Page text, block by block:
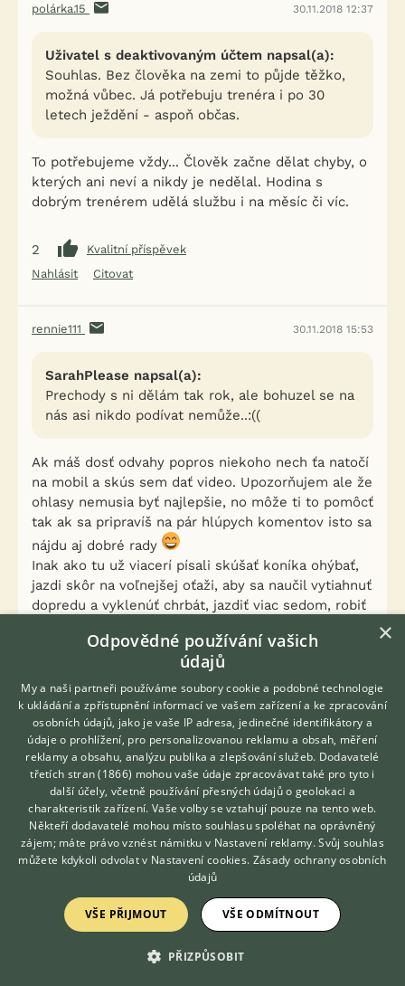
polárka.15 30.11.2018 12:37
Uživatel s deaktivovaným účtem napsal(a):
Souhlas. Bez člověka na zemi to půjde těžko,
možná vůbec. Já potřebuju trenéra i po 30
letech ježdění - aspoň občas.
To potřebujeme vždy... Člověk začne dělat chyby, o
kterých ani neví a nikdy je nedělal. Hodina s
dobrým trenérem udělá službu i na měsíc či víc.
2
Kvalitní příspěvek
Nahlásit
Citovat
rennie111 30.11.2018 15:53
SarahPlease napsal(a):
Prechody s ni dělám tak rok, ale bohuzel se na
nás asi nikdo podívat nemůže..:((
Ak máš dosť odvahy popros niekoho nech ťa natočí
na mobil a skús sem dať video. Upozorňujem ale že
ohlasy nemusia byť najlepšie, no môže ti to pomôcť
tak ak sa pripravíš na pár hlúpych komentov isto sa
nájdu aj dobré rady
Inak ako tu už viacerí písali skúšať koníka ohýbať,
jazdi skôr na voľnejšej oťaži, aby sa naučil vytiahnuť
dopredu a vyklenúť chrbát, jazdiť viac sedom, robiť
skúšať napríklad na konci hodiny keď je už kobyla
dostatočne rozhýbaná a uvoľnená, stačí po troške,
napríklad len na dlhej stene a pred oblúkom už
prejsť do klusu. Alebo ak sa ti zdá že nie je dosť
uvoľnená cval zatiaľ z jazdenia vynechaj a vycválaj
ju na lonži, tam je možné použiť ten šambón aku tu
niekto písal, na jazdenie to nie je ideálna pomôcka.
0
Kvalitní příspěvek
Nahlásit
Citovat
Prechody s ni dělám tak rok, ale bohuzel se na
Hledáte zvířecího kamaráda?
Zdarma vám poradí
VETERINÁŘ ONLINE
KONZULTOVAT S
VETERINÁŘEM
×
Odpovědné používání vašich
údajů
My a naši partneři používáme soubory cookie a podobné technologie
k ukládání a zpřístupnění informací ve vašem zařízení a ke zpracování
osobních údajů, jako je vaše IP adresa, jedinečné identifikátory a
údaje o prohlížení, pro personalizovanou reklamu a obsah, měření
reklamy a obsahu, analýzu publika a zlepšování služeb. Dodavatelé
třetích stran (1866) mohou vaše údaje zpracovávat také pro tyto i
další účely, včetně používání přesných údajů o geolokaci a
charakteristik zařízení. Vaše volby se vztahují pouze na tento web.
Někteří dodavatelé mohou místo souhlasu spoléhat na oprávněný
zájem; máte právo vznést námitku v Nastavení reklamy. Svůj souhlas
můžete kdykoli odvolat v Nastavení cookies. Zásady ochrany osobních
údajů
VŠE PŘIJMOUT VŠE ODMÍTNOUT
PŘIZPŮSOBIT